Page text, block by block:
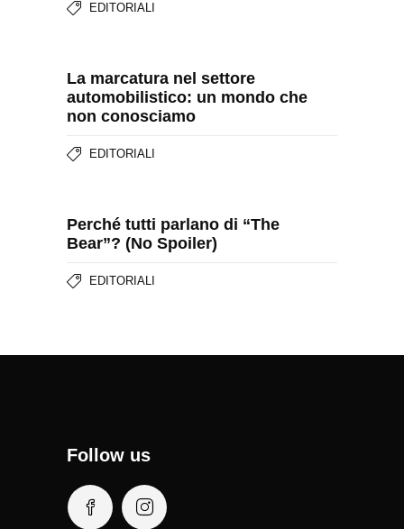
EDITORIALI
La marcatura nel settore
automobilistico: un mondo che
non conosciamo
EDITORIALI
Perché tutti parlano di “The
Bear”? (No Spoiler)
EDITORIALI
Follow us